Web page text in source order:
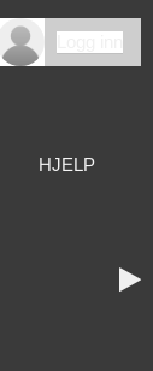
HJELP
